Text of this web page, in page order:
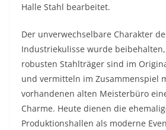
Halle Stahl bearbeitet.
Der unverwechselbare Charakter
Industriekulisse wurde
robusten Stahlträger sind im
und vermitteln im Zusammenspiel
vorhandenen alten Meisterbüro
Charme. Heute dienen die
Produktionshallen als moderne